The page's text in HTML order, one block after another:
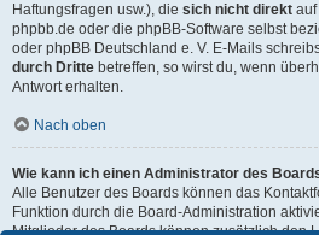
Haftungsfragen usw.), die sich nicht direkt
phpbb.de oder die phpBB-Software selbst
oder phpBB Deutschland e. V. E-Mails
durch Dritte betreffen, so wirst du, wenn
Antwort erhalten.
Nach oben
Wie kann ich einen Administrator des
Alle Benutzer des Boards können das
Funktion durch die Board-Administration
Mitglieder des Boards können zusätzlich den